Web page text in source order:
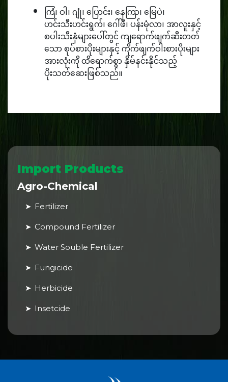
ကြံ၊ ဝါ၊ ဂျုံ၊ ပြောင်း၊ နေကြာ၊ မြေပဲ၊
ဟင်းသီးဟင်းရွက်၊ ဂေါ်ဖီ၊ ပန်းမုံလာ၊ အာလူးနှင့်
စပါးသီးနှံများပေါ်တွင် ကျရောက်ဖျက်ဆီးတတ်
သော စုပ်စားပိုးများနှင့် ကိုက်ဖျက်ဝါးစားပိုးများ
အားလုံးကို ထိရောက်စွာ နှိမ်နင်းနိုင်သည့်
ပိုးသတ်ဆေးဖြစ်သည်။
Import Products
Agro-Chemical
Fertilizer
Compound Fertilizer
Water Souble Fertilizer
Fungicide
Herbicide
Insetcide